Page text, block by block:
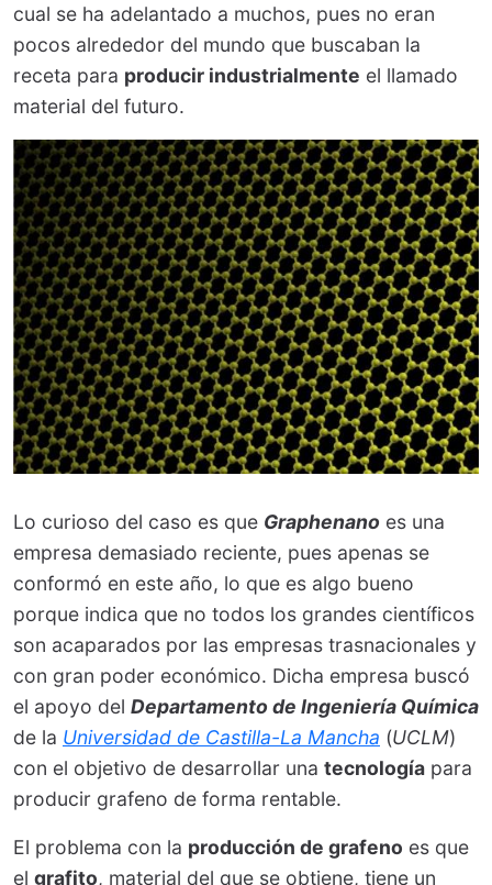
cual se ha adelantado a muchos, pues no eran
pocos alrededor del mundo que buscaban la
receta para producir industrialmente el llamado
material del futuro.
Lo curioso del caso es que Graphenano es una
empresa demasiado reciente, pues apenas se
conformó en este año, lo que es algo bueno
porque indica que no todos los grandes científicos
son acaparados por las empresas trasnacionales y
con gran poder económico. Dicha empresa buscó
el apoyo del Departamento de Ingeniería Química
de la Universidad de Castilla-La Mancha (UCLM)
con el objetivo de desarrollar una tecnología para
producir grafeno de forma rentable.
El problema con la producción de grafeno es que
el grafito, material del que se obtiene, tiene un